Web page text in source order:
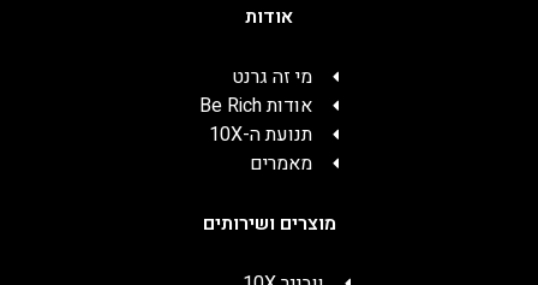
אודות
מי זה גרנט
אודות Be Rich
תנועת ה-10X
מאמרים
מוצרים ושירותים